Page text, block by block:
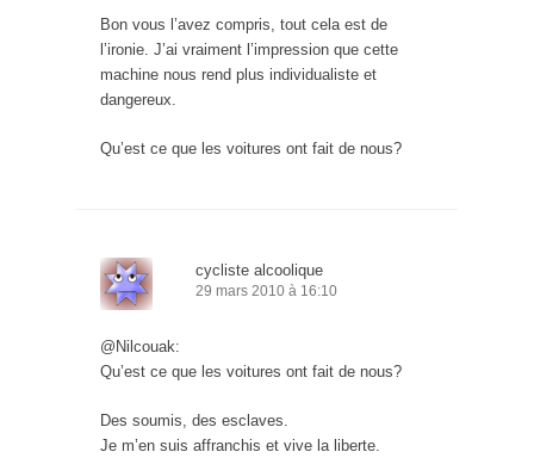
Bon vous l’avez compris, tout cela est de
l’ironie. J’ai vraiment l’impression que cette
machine nous rend plus individualiste et
dangereux.
Qu’est ce que les voitures ont fait de nous?
cycliste alcoolique
29 mars 2010 à 16:10
@Nilcouak:
Qu’est ce que les voitures ont fait de nous?
Des soumis, des esclaves.
Je m’en suis affranchis et vive la liberte.